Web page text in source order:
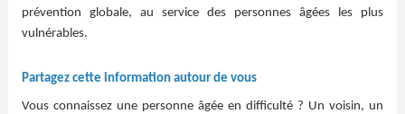
prévention globale, au service des personnes âgées les plus
vulnérables.
Partagez cette information autour de vous
Vous connaissez une personne âgée en difficulté ? Un voisin, un